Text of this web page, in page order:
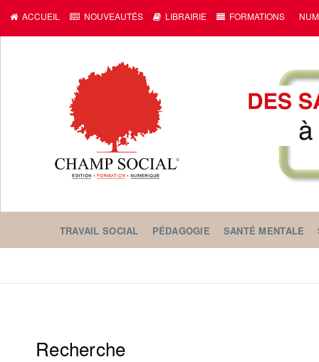
ACCUEIL NOUVEAUTÉS LIBRAIRIE FORMATIONS
TRAVAIL SOCIAL PÉDAGOGIE SANTÉ MENTALE
Recherche